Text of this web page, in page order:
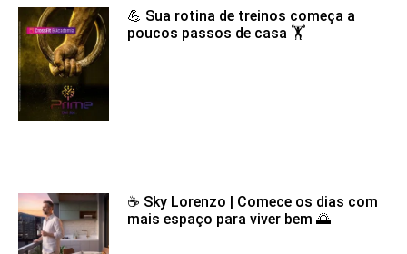
💪 Sua rotina de treinos começa a
poucos passos de casa 🏋️
☕ Sky Lorenzo | Comece os dias com
mais espaço para viver bem 🌅